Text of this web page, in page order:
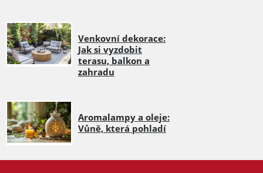
Venkovní dekorace:
Jak si vyzdobit
terasu, balkon a
zahradu
Aromalampy a oleje:
Vůně, která pohladí